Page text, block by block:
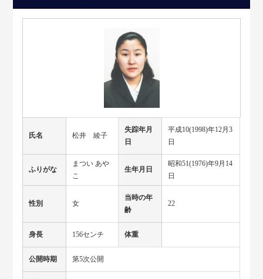
氏名 松井 綾子
失踪年月
日
平成10(1998)年12月3
日
ふりがな
まつい あや
こ
生年月日
昭和51(1976)年9月14
日
性別 女
当時の年
齢
22
身長 156センチ 体重
公開時期 第5次公開